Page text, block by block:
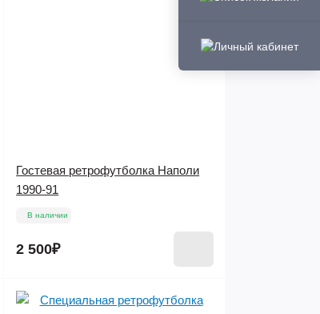
Гостевая ретрофутболка Наполи
1990-91
В наличии
2 500₽